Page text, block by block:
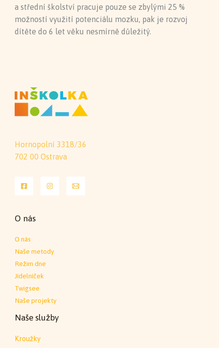
a střední školství pracuje pouze se zbylými 25 %
možností využití potenciálu mozku, pak je rozvoj
dítěte do 6 let věku nesmírně důležitý.
Hornopolní 3318/36
702 00 Ostrava
O nás
O nás
Naše metody
Režim dne
Jídelníček
Twigsee
Naše projekty
Naše služby
Kroužky